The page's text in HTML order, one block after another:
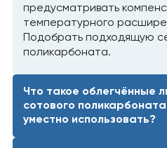
предусматривать
температурного
Подобрать подходящую
поликарбоната.
Что такое облегчённые
сотового поликарбоната
уместно использовать?